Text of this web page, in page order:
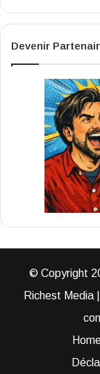
Devenir
© Copyright
Richest Media